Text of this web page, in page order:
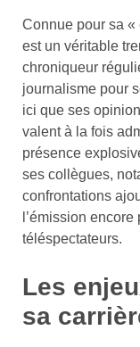
Connue pour sa «
est un véritable
chroniqueur
journalisme pour
ici que ses
valent à la fois
présence
ses collègues,
confrontations
l’émission
téléspectateurs.
Les
sa